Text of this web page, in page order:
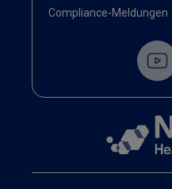
Compliance-Meldungen